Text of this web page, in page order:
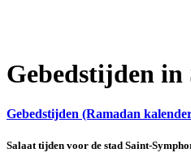
Gebedstijden
Gebedstijden (Ramadan
Salaat tijden voor de stad Saint-